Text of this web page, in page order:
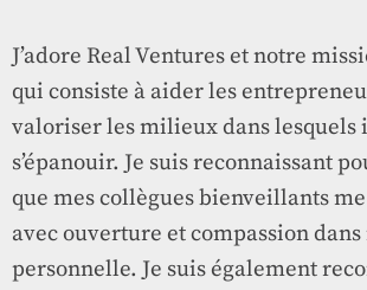
J’adore Real Ventures et notre
qui consiste à aider les
valoriser les milieux dans lesquels
s’épanouir. Je suis reconnaissant
que mes collègues bienveillants
avec ouverture et compassion
personnelle. Je suis également